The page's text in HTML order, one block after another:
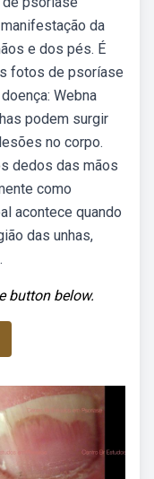
da
e dos pés. É
fotos de psoríase
Webna
podem surgir
no corpo.
dedos das mãos
como
acontece quando
das unhas,
button below.